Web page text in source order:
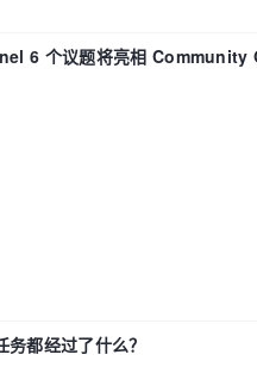
6 个议题将亮相
都经过了什么？